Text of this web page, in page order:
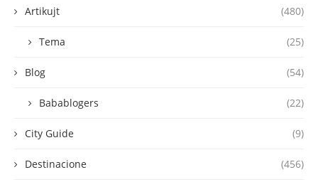
Artikujt (480)
Tema (25)
Blog (54)
Babablogers (22)
City Guide (9)
Destinacione (456)